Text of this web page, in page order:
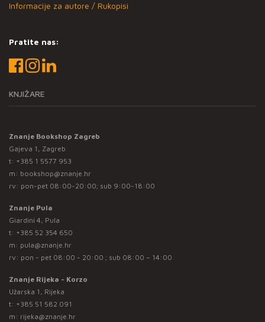
Informacije za autore / Rukopisi
Pratite nas:
KNJIŽARE
Znanje Bookshop Zagreb
Gajeva 1, Zagreb
t: +385 1 5577 953
m: bookshop@znanje.hr
rv: pon-pet 08:00-20:00; sub 9:00-18:00
Znanje Pula
Giardini 4, Pula
t: +385 52 354 650
m: pula@znanje.hr
rv: pon - pet 08:00 - 20:00 ; sub 08:00 – 14:00
Znanje Rijeka - Korzo
Užarska 1, Rijeka
t: +385 51 582 091
m: rijeka@znanje.hr